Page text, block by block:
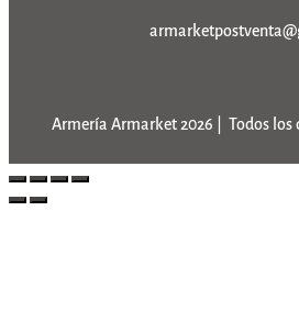
Armería Armarket 2026 | Todos los